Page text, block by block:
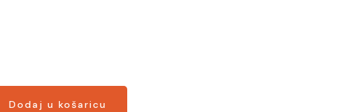
Dodaj u košaricu